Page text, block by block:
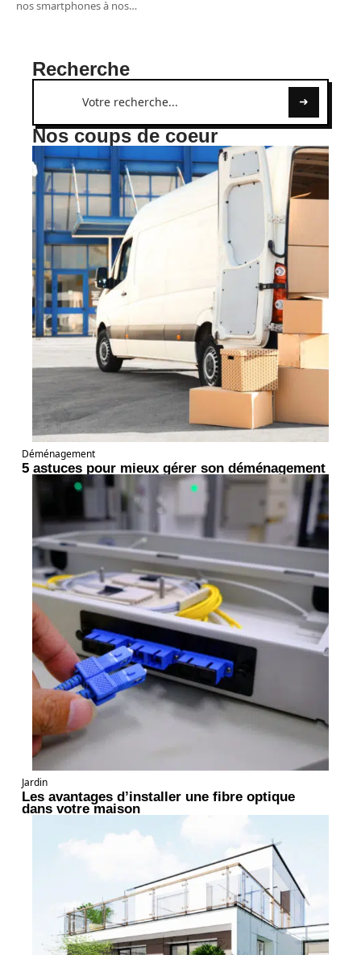
nos smartphones à nos…
Recherche
Nos coups de coeur
Déménagement
5 astuces pour mieux gérer son déménagement
Jardin
Les avantages d’installer une fibre optique
dans votre maison